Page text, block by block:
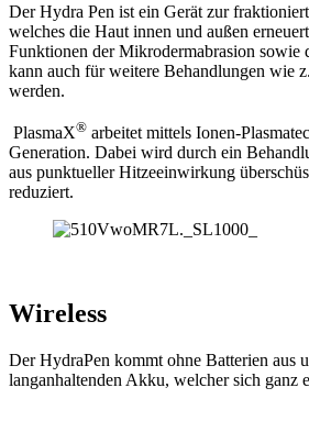
Der Hydra Pen ist ein Gerät zur
welches die Haut innen und außen
Funktionen der Mikrodermabrasion sowie
kann auch für weitere Behandlungen wie
werden.
PlasmaX® arbeitet mittels Ionen-
Generation. Dabei wird durch ein
aus punktueller Hitzeeinwirkung
reduziert.
Wireless
Der HydraPen kommt ohne Batterien aus
langanhaltenden Akku, welcher sich ganz